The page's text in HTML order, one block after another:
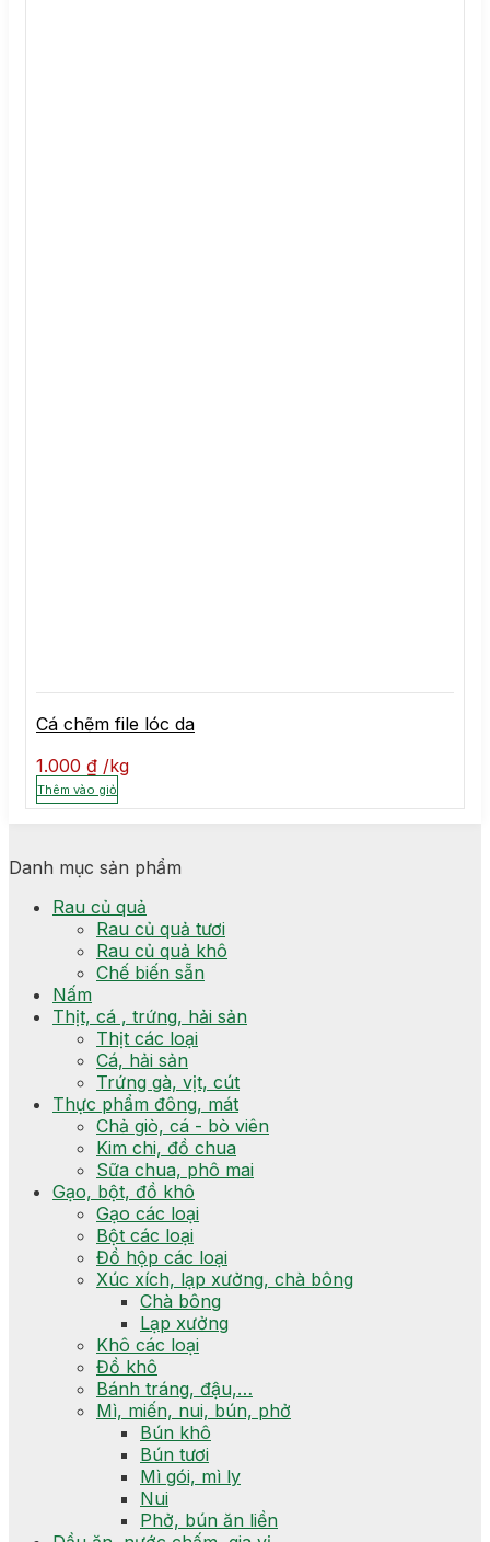
Cá chẽm file lóc da
1.000 ₫ kg
Thêm vào giỏ
Danh mục sản phẩm
Rau củ quả
Rau củ quả tươi
Rau củ quả khô
Chế biến sẵn
Nấm
Thịt, cá , trứng, hải sản
Thịt các loại
Cá, hải sản
Trứng gà, vịt, cút
Thực phẩm đông, mát
Chả giò, cá - bò viên
Kim chi, đồ chua
Sữa chua, phô mai
Gạo, bột, đồ khô
Gạo các loại
Bột các loại
Đồ hộp các loại
Xúc xích, lạp xưởng, chà bông
Chà bông
Lạp xưởng
Khô các loại
Đồ khô
Bánh tráng, đậu,…
Mì, miến, nui, bún, phở
Bún khô
Bún tươi
Mì gói, mì ly
Nui
Phở, bún ăn liền